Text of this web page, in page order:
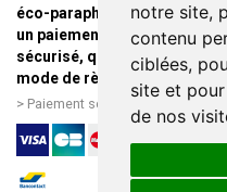
notre site,
contenu
ciblées,
site et
de nos
éco-parapharmacie.fr offre
un paiement entièrement
sécurisé, quel que soit le
mode de règlement
Paiement sécurisé et simple